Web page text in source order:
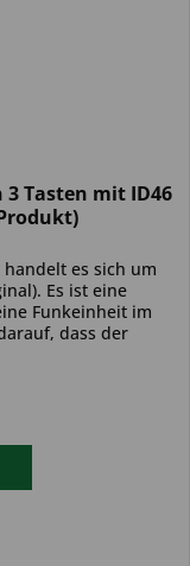
Tasten mit ID46
es sich um
Es ist eine
Funkeinheit im
dass der